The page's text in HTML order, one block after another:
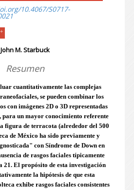
10.4067/S0717-
John M. Starbuck
Resumen
cuantitativamente las complejas
se pueden combinar los
con imágenes 2D o 3D representadas
un mayor conocimiento referente
figura de terracota (alrededor del 500
de México ha sido previamente y
con Síndrome de Down en
de rasgos faciales típicamente
21. El propósito de esta investigación
la hipótesis de que esta
exhibe rasgos faciales consistentes